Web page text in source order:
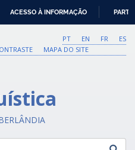
O
CONTEÚDO
ACESSO À INFORMAÇÃO
PT EN FR
ES
MAPA DO SITE